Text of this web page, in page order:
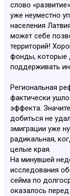
слово
уже неуместно
населения
может себе
территорий!
фонды, которые
поддерживать
Региональная
фактически
эффекта.
добиться не
эмиграции уже
радикальная,
целые края.
На минувшей
исследования
cейма по
оказалось